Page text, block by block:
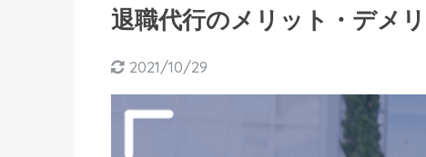
退職代行のメリット・デメ
2021/10/29